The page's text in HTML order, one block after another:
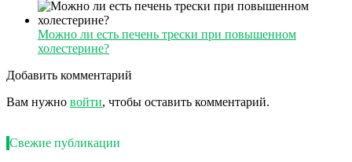
Можно ли есть печень трески при повышенном
холестерине?
Добавить комментарий
Вам нужно войти, чтобы оставить комментарий.
Свежие публикации